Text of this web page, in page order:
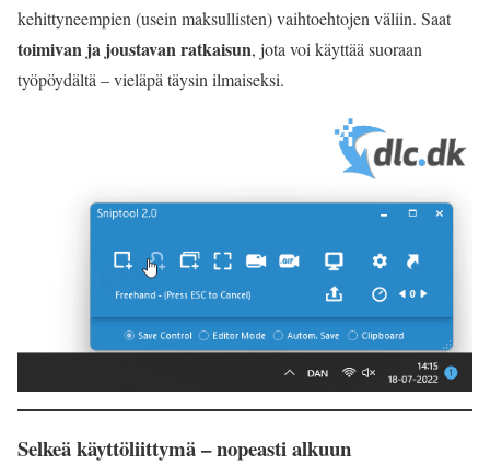
kehittyneempien (usein maksullisten) vaihtoehtojen väliin. Saat
toimivan ja joustavan ratkaisun, jota voi käyttää suoraan
työpöydältä – vieläpä täysin ilmaiseksi.
Selkeä käyttöliittymä – nopeasti alkuun